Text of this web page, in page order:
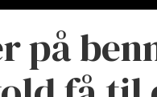
på